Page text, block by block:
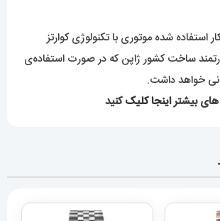
استفاده شده موتوری با تکنولوژی کوارتز
ساخت کشور ژاپن که در صورت استفاده‌ی
خواهد داشت.
بیشتراینجا کلیککنید